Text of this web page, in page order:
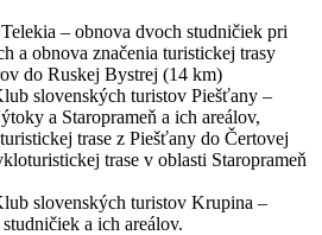
– obnova dvoch studničiek pri
a obnova značenia turistickej trasy
do Ruskej Bystrej (14 km)
slovenských turistov Piešťany –
a Staroprameň a ich areálov,
trase z Piešťany do Čertovej
trase v oblasti Staroprameň
slovenských turistov Krupina –
a ich areálov.